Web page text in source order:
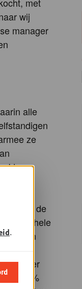
met
wij
manager
alle
ze
'de
door de
het hele
zijn
zal
een zeer
van 13%
.